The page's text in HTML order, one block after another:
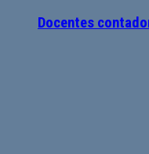
Docentes